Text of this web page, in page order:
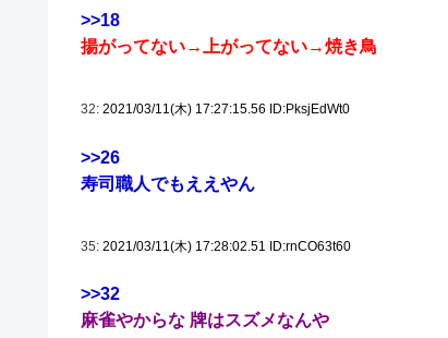
>>18
揚がってない→上がってない→焼き鳥
32: 2021/03/11(木) 17:27:15.56 ID:PksjEdWt0
>>26
寿司職人でもええやん
35: 2021/03/11(木) 17:28:02.51 ID:rnCO63t60
>>32
麻雀やからな 牌はスズメなんや